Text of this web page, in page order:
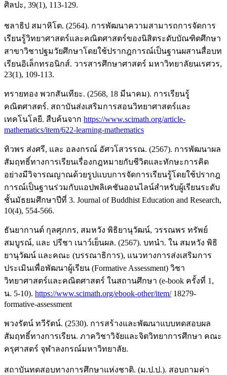
ศิลปะ, 39(1), 113-129.
ชลาธิป สมาหิโต. (2564). การพัฒนาความสามารถการจัดการ
เรียนรู้วิทยาศาสตร์และคณิตศาสตร์ของนิสิตระดับบัณฑิตศึกษา
สาขาวิชาปฐมวัยศึกษาโดยใช้ปรากฎการณ์เป็นฐานผสานสื่อบท
เรียนอิเล็กทรอนิกส์. วารสารศึกษาศาสตร์ มหาวิทยาลัยนเรศวร,
23(1), 109-113.
ทรายทอง พวกสันเทียะ. (2568, 18 มีนาคม). การเรียนรู้
คณิตศาสตร์. สถาบันส่งเสริมการสอนวิทยาศาสตร์และ
เทคโนโลยี. สืบค้นจาก https://www.scimath.org/article-
mathematics/item/622-learning-mathematics
ทิวพร ส่งศรี, และ อลงกรณ์ อัศวโสวรรณ. (2567). การพัฒนาผล
สัมฤทธิ์ทางการเรียนเรื่องกฎหมายกับชีวิตและทักษะการคิด
อย่างมีวิจารณญาณด้วยรูปแบบการจัดการเรียนรู้โดยใช้ปรากฎ
การณ์เป็นฐานร่วมกับแอปพลิเคชันออนไลน์สําหรับผู้เรียนระดับ
ชั้นมัธยมศึกษาปีที่ 3. Journal of Buddhist Education and Research,
10(4), 554-566.
ธันยากานต์ กุลศุภกร, สมหวัง พิธิยานุวัฒน์, วรรณพร ทรัพย์
สมบูรณ์, และ ปรีชา เนาว์เย็นผล. (2567). บทนำ. ใน สมหวัง พิธิ
ยานุวัฒน์ และคณะ (บรรณาธิการ), แนวทางการส่งเสริมการ
ประเมินเพื่อพัฒนาผู้เรียน (Formative Assessment) วิชา
วิทยาศาสตร์และคณิตศาสตร์ ในสถานศึกษา (e-book ครั้งที่ 1,
น. 5-10). https://www.scimath.org/ebook-other/item/18279-
formative-assessment
พวงรัตน์ ทวีรัตน์. (2530). การสร้างและพัฒนาแบบทดสอบผล
สัมฤทธิ์ทางการเรียน. ภาควิชาวิจัยและจิตวิทยาการศึกษา คณะ
ครุศาสตร์ จุฬาลงกรณ์มหาวิทยาลัย.
สถาบันทดสอบทางการศึกษาแห่งชาติ. (ม.ป.ป.). สอบถามค่า